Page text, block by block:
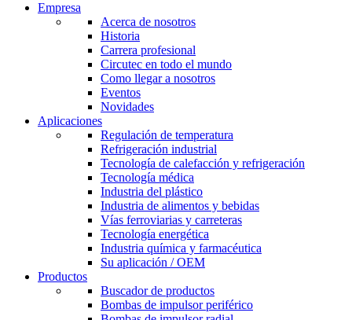
Empresa
Acerca de nosotros
Historia
Carrera profesional
Circutec en todo el mundo
Como llegar a nosotros
Eventos
Novidades
Aplicaciones
Regulación de temperatura
Refrigeración industrial
Tecnología de calefacción y refrigeración
Tecnología médica
Industria del plástico
Industria de alimentos y bebidas
Vías ferroviarias y carreteras
Tecnología energética
Industria química y farmacéutica
Su aplicación / OEM
Productos
Buscador de productos
Bombas de impulsor periférico